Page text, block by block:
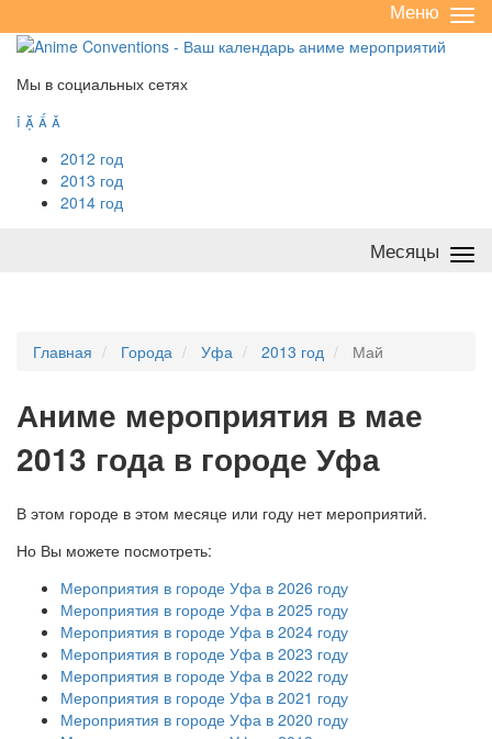
/
Меню
Мы в социальных сетях
   
2012 год
2013 год
2014 год
Месяцы
Главная Города Уфа 2013 год Май
Аниме мероприятия в мае
2013 года в городе Уфа
В этом городе в этом месяце или году нет мероприятий.
Но Вы можете посмотреть:
Мероприятия в городе Уфа в 2026 году
Мероприятия в городе Уфа в 2025 году
Мероприятия в городе Уфа в 2024 году
Мероприятия в городе Уфа в 2023 году
Мероприятия в городе Уфа в 2022 году
Мероприятия в городе Уфа в 2021 году
Мероприятия в городе Уфа в 2020 году